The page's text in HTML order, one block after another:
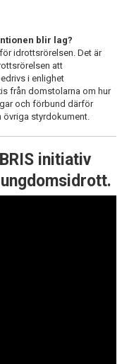
blir lag?
idrottsrörelsen. Det är
att
i enlighet
från domstolarna om hur
och förbund därför
övriga styrdokument.
initiativ